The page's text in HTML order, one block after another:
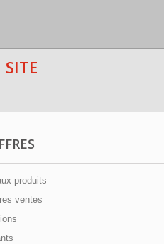
produits
ventes